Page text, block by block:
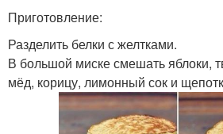
Приготовление:
Разделить белки с желтками.
В большой миске смешать яблоки,
мёд, корицу, лимонный сок и